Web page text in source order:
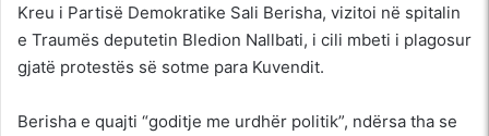
Kreu i Partisë Demokratike Sali Berisha, vizitoi në spitalin
e Traumës deputetin Bledion Nallbati, i cili mbeti i plagosur
gjatë protestës së sotme para Kuvendit.
Berisha e quajti “goditje me urdhër politik”, ndërsa tha se